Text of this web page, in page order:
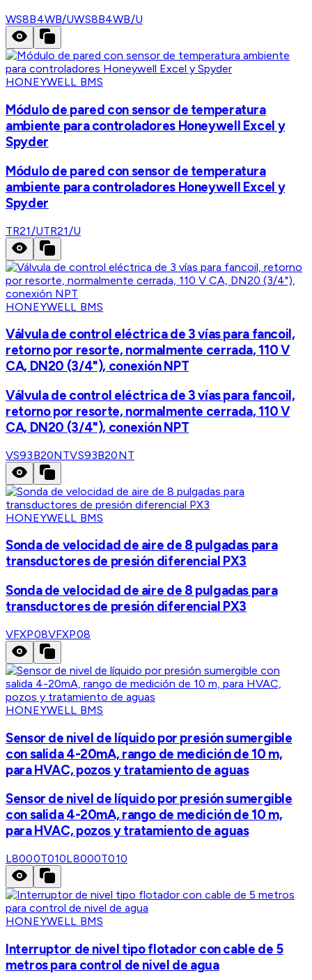
WS8B4WB/UWS8B4WB/U
HONEYWELL BMS
Módulo de pared con sensor de temperatura
ambiente para controladores Honeywell Excel y
Spyder
Módulo de pared con sensor de temperatura
ambiente para controladores Honeywell Excel y
Spyder
TR21/UTR21/U
HONEYWELL BMS
Válvula de control eléctrica de 3 vías para fancoil,
retorno por resorte, normalmente cerrada, 110 V
CA, DN20 (3/4"), conexión NPT
Válvula de control eléctrica de 3 vías para fancoil,
retorno por resorte, normalmente cerrada, 110 V
CA, DN20 (3/4"), conexión NPT
VS93B20NTVS93B20NT
HONEYWELL BMS
Sonda de velocidad de aire de 8 pulgadas para
transductores de presión diferencial PX3
Sonda de velocidad de aire de 8 pulgadas para
transductores de presión diferencial PX3
VFXP08VFXP08
HONEYWELL BMS
Sensor de nivel de líquido por presión sumergible
con salida 4-20mA, rango de medición de 10 m,
para HVAC, pozos y tratamiento de aguas
Sensor de nivel de líquido por presión sumergible
con salida 4-20mA, rango de medición de 10 m,
para HVAC, pozos y tratamiento de aguas
L8000T010L8000T010
HONEYWELL BMS
Interruptor de nivel tipo flotador con cable de 5
metros para control de nivel de agua